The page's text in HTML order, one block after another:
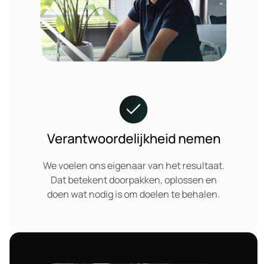
Verantwoordelijkheid nemen
We voelen ons eigenaar van het resultaat.
Dat betekent doorpakken, oplossen en
doen wat nodig is om doelen te behalen.